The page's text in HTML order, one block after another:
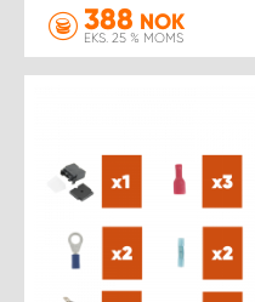
388 NOK
EKS. 25 % MOMS